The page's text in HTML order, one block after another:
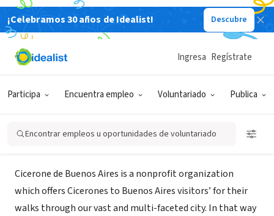
¡Celebramos 30 años de Idealist! Descubre
Participa Encuentra empleo Voluntariado Publica
Ingresa Regístrate
Encontrar empleos u oportunidades de voluntariado
ORGANIZACIÓN SIN FIN DE LUCRO
Cicerones de Buenos Aires-
Argentina
Buenos Aires, XA, Argentina|www.cicerones.org.ar
Acerca de
Cicerone de Buenos Aires is a nonprofit organization
which offers Cicerones to Buenos Aires visitors’ for their
walks through our vast and multi-faceted city. In that way